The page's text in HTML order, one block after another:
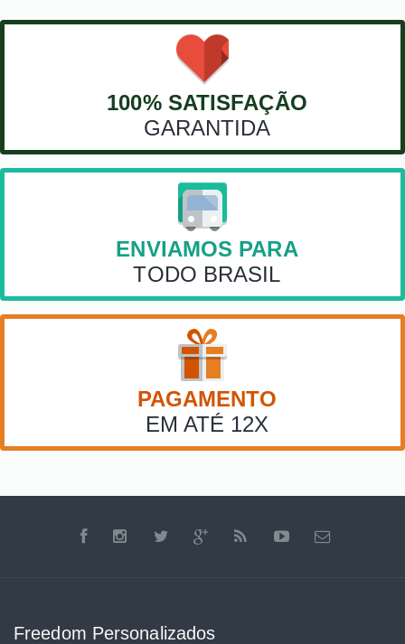
100% SATISFAÇÃO
GARANTIDA
ENVIAMOS PARA
TODO BRASIL
PAGAMENTO
EM ATÉ 12X
Freedom Personalizados